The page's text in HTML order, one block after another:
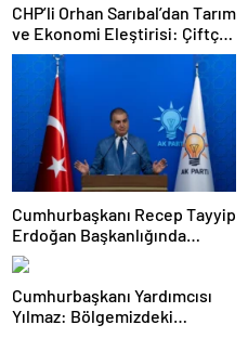
CHP’li Orhan Sarıbal’dan Tarım
ve Ekonomi Eleştirisi: Çiftçi
Kaderiyle Baş Başa Kaldı
Cumhurbaşkanı Recep Tayyip
Erdoğan Başkanlığında
Toplanan AK Parti MKYK’da
Gündem “Terörsüz Türkiye”
Süreci Oldu
Cumhurbaşkanı Yardımcısı
Yılmaz: Bölgemizdeki